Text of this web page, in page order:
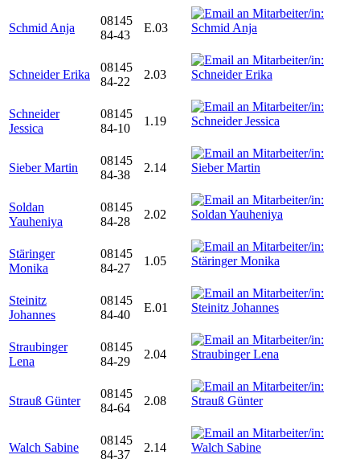
Schmid Anja
08145
84-43
E.03
Schneider Erika
08145
84-22
2.03
Schneider
Jessica
08145
84-10
1.19
Sieber Martin
08145
84-38
2.14
Soldan
Yauheniya
08145
84-28
2.02
Stäringer
Monika
08145
84-27
1.05
Steinitz
Johannes
08145
84-40
E.01
Straubinger
Lena
08145
84-29
2.04
Strauß Günter
08145
84-64
2.08
Walch Sabine
08145
84-37
2.14